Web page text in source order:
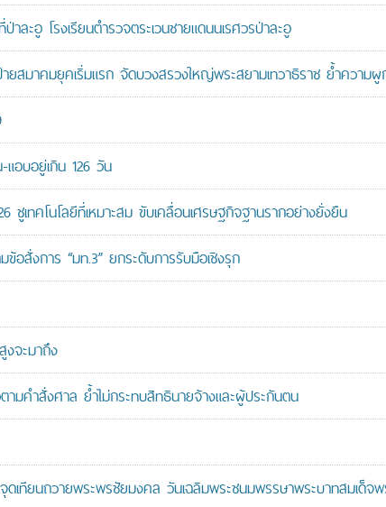
ะอู โรงเรียนตำรวจตระเวนชายแดนนเรศวรป่าละอู
มาคมยุคเริ่มแรก จัดบวงสรวงใหญ่พระสยามเทวาธิราช ย้ำความ
อบอยู่เกิน 126 วัน
เทคโนโลยีที่เหมาะสม ขับเคลื่อนเศรษฐกิจฐานรากอย่างยั่งยืน
อสั่งการ “มท.3” ยกระดับการรับมือเชิงรุก
จะมาถึง
มคำสั่งศาล ย้ำไม่กระทบสิทธินายจ้างและผู้ประกันตน
เทียนถวายพระพรชัยมงคล วันเฉลิมพระชนมพรรษาพระบาทสมเด็จพ